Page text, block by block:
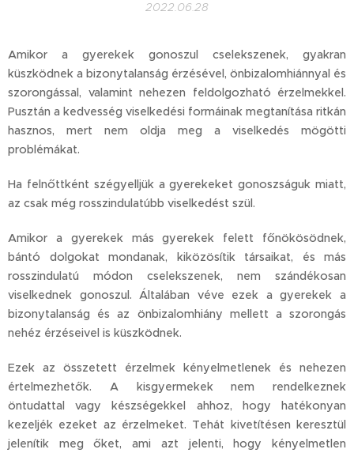
2022.06.28
Amikor a gyerekek gonoszul cselekszenek, gyakran
küszködnek a bizonytalanság érzésével, önbizalomhiánnyal és
szorongással, valamint nehezen feldolgozható érzelmekkel.
Pusztán a kedvesség viselkedési formáinak megtanítása ritkán
hasznos, mert nem oldja meg a viselkedés mögötti
problémákat.
Ha felnőttként szégyelljük a gyerekeket gonoszságuk miatt,
az csak még rosszindulatúbb viselkedést szül.
Amikor a gyerekek más gyerekek felett főnökösödnek,
bántó dolgokat mondanak, kiközösítik társaikat, és más
rosszindulatú módon cselekszenek, nem szándékosan
viselkednek gonoszul. Általában véve ezek a gyerekek a
bizonytalanság és az önbizalomhiány mellett a szorongás
nehéz érzéseivel is küszködnek.
Ezek az összetett érzelmek kényelmetlenek és nehezen
értelmezhetők. A kisgyermekek nem rendelkeznek
öntudattal vagy készségekkel ahhoz, hogy hatékonyan
kezeljék ezeket az érzelmeket. Tehát kivetítésen keresztül
jelenítik meg őket, ami azt jelenti, hogy kényelmetlen